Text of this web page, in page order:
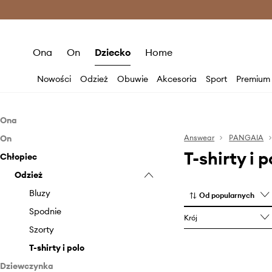
Ona On Dziecko Home
Nowości Odzież Obuwie Akcesoria Sport Premium
Ona
Bielizna
Bluzy
Kurtki
Płaszcze
Spodnie i legginsy
Szorty
Swetry
On
Odzież
Bluzy
Kurtki
Płaszcze
Spodnie
Swetry
Szorty
Chłopiec
Odzież
Bluzy
Spodnie
Szorty
T-shirty i polo
Dziewczynka
Answear PANGAIA
T-shirty i
Od popularnych
Krój